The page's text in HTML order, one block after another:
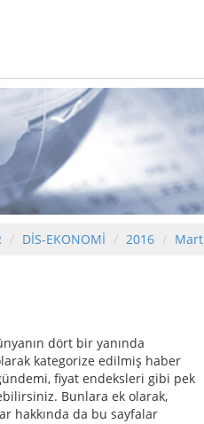
DİS-EKONOMİ 2016 Mart
dört bir yanında
kategorize edilmiş haber
fiyat endeksleri gibi pek
Bunlara ek olarak,
hakkında da bu sayfalar